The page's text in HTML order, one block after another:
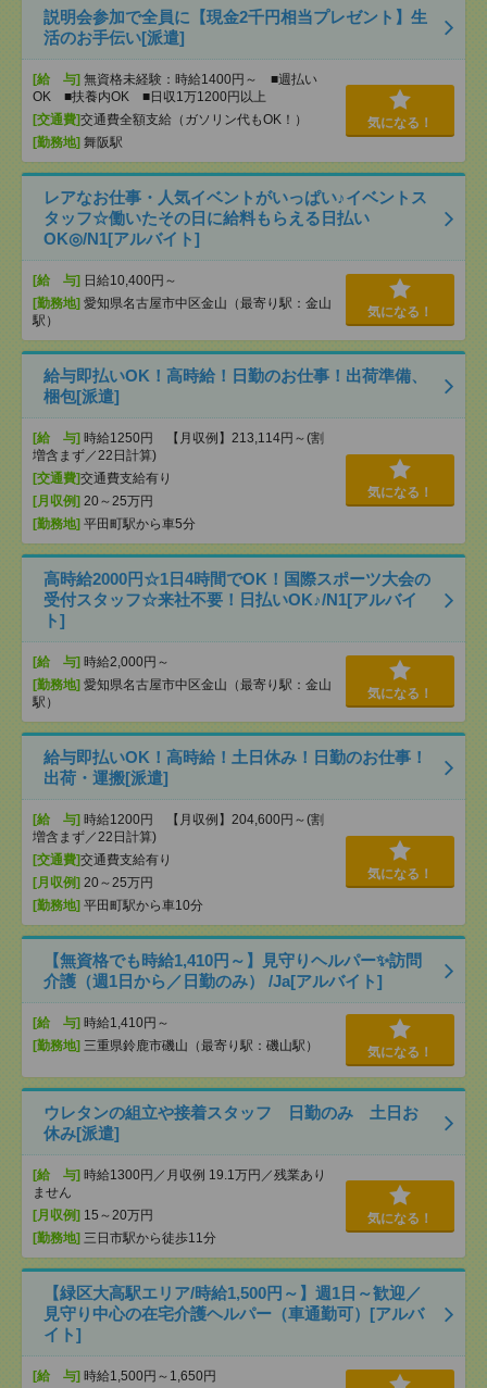
説明会参加で全員に【現金2千円相当プレゼント】生
活のお手伝い[派遣]
[給 与] 無資格未経験：時給1400円～ ■週払い
OK ■扶養内OK ■日収1万1200円以上
[交通費]交通費全額支給（ガソリン代もOK！）
[勤務地] 舞阪駅
気になる！
レアなお仕事・人気イベントがいっぱい♪イベントス
タッフ☆働いたその日に給料もらえる日払い
OK◎/N1[アルバイト]
[給 与] 日給10,400円～
[勤務地] 愛知県名古屋市中区金山（最寄り駅：金山
駅）
気になる！
給与即払いOK！高時給！日勤のお仕事！出荷準備、
梱包[派遣]
[給 与] 時給1250円 【月収例】213,114円～(割
増含まず／22日計算)
[交通費]交通費支給有り
[月収例] 20～25万円
[勤務地] 平田町駅から車5分
気になる！
高時給2000円☆1日4時間でOK！国際スポーツ大会の
受付スタッフ☆来社不要！日払いOK♪/N1[アルバイ
ト]
[給 与] 時給2,000円～
[勤務地] 愛知県名古屋市中区金山（最寄り駅：金山
駅）
気になる！
給与即払いOK！高時給！土日休み！日勤のお仕事！
出荷・運搬[派遣]
[給 与] 時給1200円 【月収例】204,600円～(割
増含まず／22日計算)
[交通費]交通費支給有り
[月収例] 20～25万円
[勤務地] 平田町駅から車10分
気になる！
【無資格でも時給1,410円～】見守りヘルパー✨訪問
介護（週1日から／日勤のみ） /Ja[アルバイト]
[給 与] 時給1,410円～
[勤務地] 三重県鈴鹿市磯山（最寄り駅：磯山駅） 気になる！
ウレタンの組立や接着スタッフ 日勤のみ 土日お
休み[派遣]
[給 与] 時給1300円／月収例 19.1万円／残業あり
ません
[月収例] 15～20万円
[勤務地] 三日市駅から徒歩11分
気になる！
【緑区大高駅エリア/時給1,500円～】週1日～歓迎／
見守り中心の在宅介護ヘルパー（車通勤可）[アルバ
イト]
[給 与] 時給1,500円～1,650円